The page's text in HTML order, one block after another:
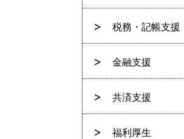
税務・記帳支援
金融支援
共済支援
福利厚生